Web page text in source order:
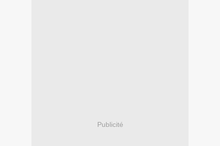
Publicité